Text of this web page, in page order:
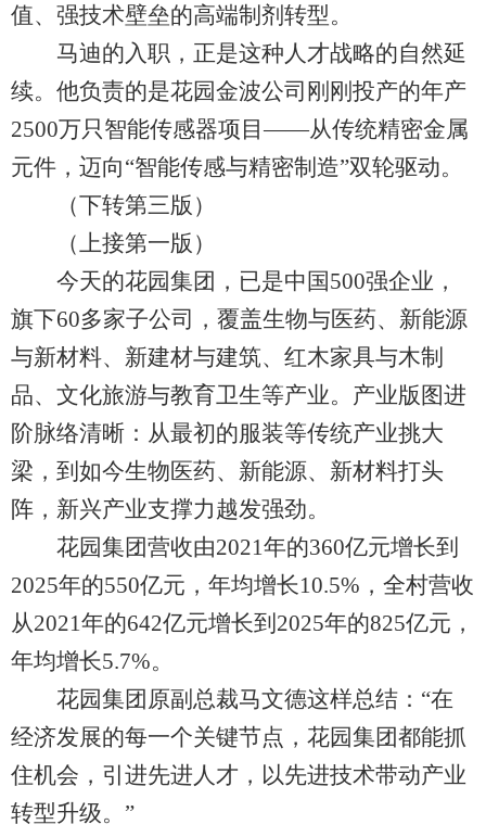
值、强技术壁垒的高端制剂转型。
马迪的入职，正是这种人才战略的自然延
续。他负责的是花园金波公司刚刚投产的年产
2500万只智能传感器项目——从传统精密金属
元件，迈向“智能传感与精密制造”双轮驱动。
（下转第三版）
（上接第一版）
今天的花园集团，已是中国500强企业，
旗下60多家子公司，覆盖生物与医药、新能源
与新材料、新建材与建筑、红木家具与木制
品、文化旅游与教育卫生等产业。产业版图进
阶脉络清晰：从最初的服装等传统产业挑大
梁，到如今生物医药、新能源、新材料打头
阵，新兴产业支撑力越发强劲。
花园集团营收由2021年的360亿元增长到
2025年的550亿元，年均增长10.5%，全村营收
从2021年的642亿元增长到2025年的825亿元，
年均增长5.7%。
花园集团原副总裁马文德这样总结：“在
经济发展的每一个关键节点，花园集团都能抓
住机会，引进先进人才，以先进技术带动产业
转型升级。”